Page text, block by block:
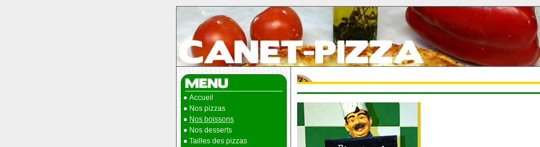
Accueil
Nos pizzas
Nos boissons
Nos desserts
Tailles des pizzas